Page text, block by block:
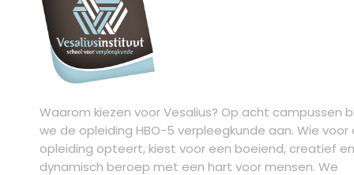
Waarom kiezen voor Vesalius? Op acht campussen
we de opleiding HBO-5 verpleegkunde aan. Wie voor
opleiding opteert, kiest voor een boeiend, creatief en
dynamisch beroep met een hart voor mensen. We